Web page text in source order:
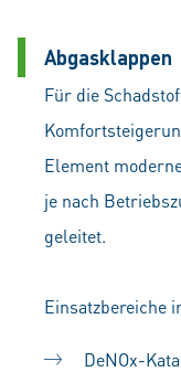
Abgasklappen
Für die
Element
je nach
geleitet.
Einsatzbereiche
DeNOx-